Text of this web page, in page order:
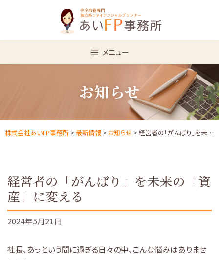
メニュー
お知らせ
株式会社あいFP事務所 > 最新情報 > お知らせ > 経営者の「がんばり」を未来の「資産」に変える
経営者の「がんばり」を未来の「資
産」に変える
2024年5月21日
社長、あっという間に過ぎる日々の中、こんな悩みはありませ